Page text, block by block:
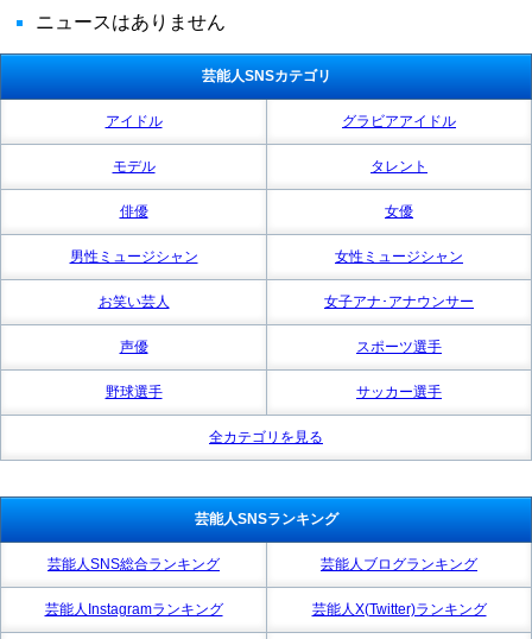
ニュースはありません
芸能人SNSカテゴリ
アイドル グラビアアイドル
モデル タレント
俳優 女優
男性ミュージシャン 女性ミュージシャン
お笑い芸人 女子アナ･アナウンサー
声優 スポーツ選手
野球選手 サッカー選手
全カテゴリを見る
芸能人SNSランキング
芸能人SNS総合ランキング 芸能人ブログランキング
芸能人Instagramランキング 芸能人X(Twitter)ランキング